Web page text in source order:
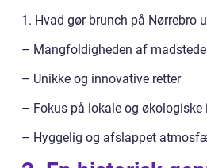
1. Hvad gør brunch på Nørrebro
– Mangfoldigheden af
– Unikke og innovative retter
– Fokus på lokale og økologiske
– Hyggelig og afslappet